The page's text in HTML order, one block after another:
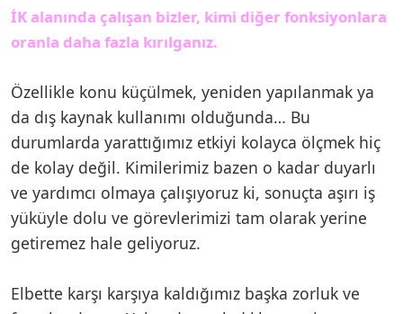
İK alanında çalışan bizler, kimi diğer fonksiyonlara
oranla daha fazla kırılganız.
Özellikle konu küçülmek, yeniden yapılanmak ya
da dış kaynak kullanımı olduğunda… Bu
durumlarda yarattığımız etkiyi kolayca ölçmek hiç
de kolay değil. Kimilerimiz bazen o kadar duyarlı
ve yardımcı olmaya çalışıyoruz ki, sonuçta aşırı iş
yüküyle dolu ve görevlerimizi tam olarak yerine
getiremez hale geliyoruz.
Elbette karşı karşıya kaldığımız başka zorluk ve